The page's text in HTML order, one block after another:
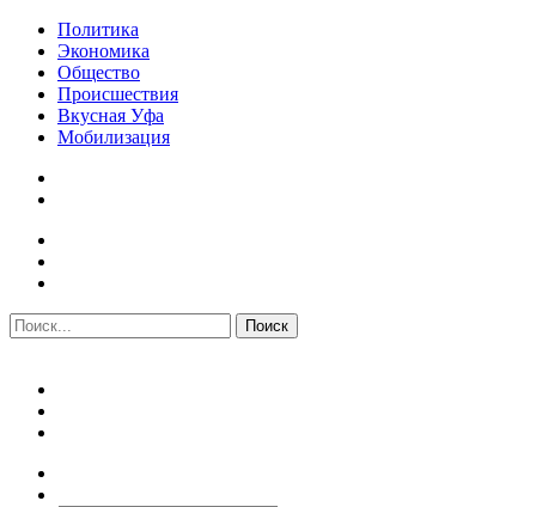
Политика
Экономика
Общество
Происшествия
Вкусная Уфа
Мобилизация